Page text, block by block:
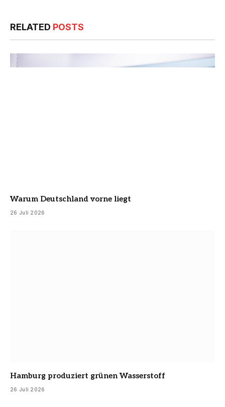
RELATED POSTS
Warum Deutschland vorne liegt
26 Juli 2026
Hamburg produziert grünen Wasserstoff
26 Juli 2026